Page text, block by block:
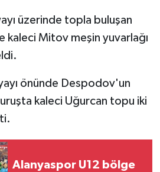
üzerinde topla buluşan
kaleci Mitov meşin yuvarlağı
önünde Despodov'un
kaleci Uğurcan topu iki
Alanyaspor U12 bölge